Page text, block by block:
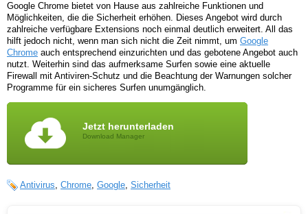
Google Chrome bietet von Hause aus zahlreiche Funktionen und
Möglichkeiten, die die Sicherheit erhöhen. Dieses Angebot wird durch
zahlreiche verfügbare Extensions noch einmal deutlich erweitert. All das
hilft jedoch nicht, wenn man sich nicht die Zeit nimmt, um Google
Chrome auch entsprechend einzurichten und das gebotene Angebot auch
nutzt. Weiterhin sind das aufmerksame Surfen sowie eine aktuelle
Firewall mit Antiviren-Schutz und die Beachtung der Warnungen solcher
Programme für ein sicheres Surfen unumgänglich.
Jetzt herunterladen
Download Manager
Antivirus, Chrome, Google, Sicherheit